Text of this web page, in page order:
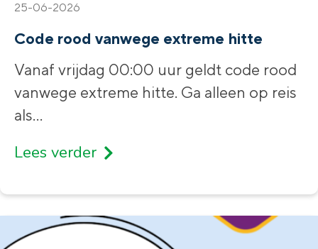
25-06-2026
Code rood vanwege extreme hitte
Vanaf vrijdag 00:00 uur geldt code rood
vanwege extreme hitte. Ga alleen op reis
als...
Lees verder